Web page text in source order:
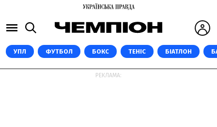
УПЛ ФУТБОЛ БОКС ТЕНІС БІАТЛОН
РЕКЛАМА: